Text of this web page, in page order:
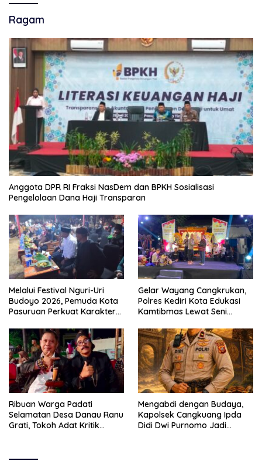
Ragam
Anggota DPR RI Fraksi NasDem dan BPKH Sosialisasi
Pengelolaan Dana Haji Transparan
Melalui Festival Nguri-Uri
Budoyo 2026, Pemuda Kota
Pasuruan Perkuat Karakter
Narkoba
Gelar Wayang Cangkrukan,
Polres Kediri Kota Edukasi
Kamtibmas Lewat Seni
Ribuan Warga Padati
Selamatan Desa Danau Ranu
Grati, Tokoh Adat Kritik
Mengabdi dengan Budaya,
Kapolsek Cangkuang Ipda
Didi Dwi Purnomo Jadi